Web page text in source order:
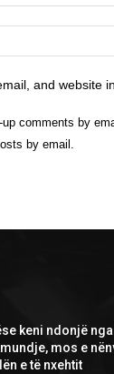
and website
comments by
by email.
keni ndonjë
mos e
e të nxehtit